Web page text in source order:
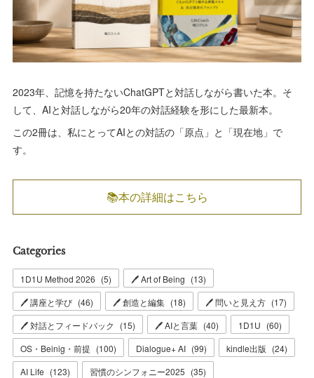
2023年、記憶を持たないChatGPTと対話しながら書いた本。そ
して、AIと対話しながら20年の対話経験を形にした最新本。
この2冊は、私にとってAIとの対話の「原点」と「現在地」で
す。
📚本の詳細はこちら
Categories
1D1U Method 2026 (5) 🖊 Art of Being (13)
🖊 講座と学び (46) 🖊 創造と編集 (18) 🖊 問いと見え方 (17)
🖊 対話とフィードバック
(15) 🖊 AIと言葉 (40) 1D1U (60)
OS・Beinig・前提 (100) Dialogue+ AI (99) kindle出版 (24)
AI Life (123) 習慣のシンフォニー2025 (35)